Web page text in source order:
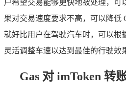
户希望交易能够更快地被处理，可
果对交易速度要求不高，可以降低
就好比用户在驾驶汽车时，可以根
灵活调整车速以达到最佳的行驶效
Gas 对 imToken 转